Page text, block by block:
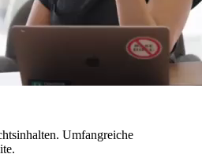
Umfangreiche